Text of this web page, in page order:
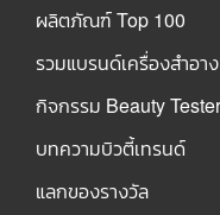
ผลิตภัณฑ์ Top 100
รวมแบรนด์เครื่องสำอาง
กิจกรรม Beauty Tester
บทความบิวตี้เทรนด์
แลกของรางวัล